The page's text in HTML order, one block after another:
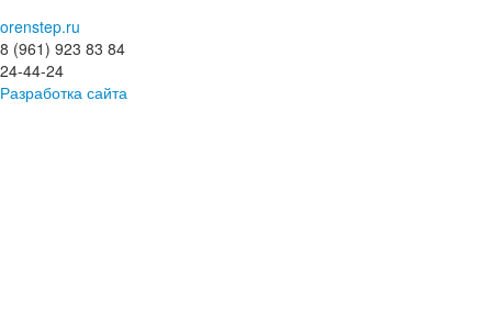
orenstep.ru
8 (961) 923 83 84
24-44-24
Разработка сайта